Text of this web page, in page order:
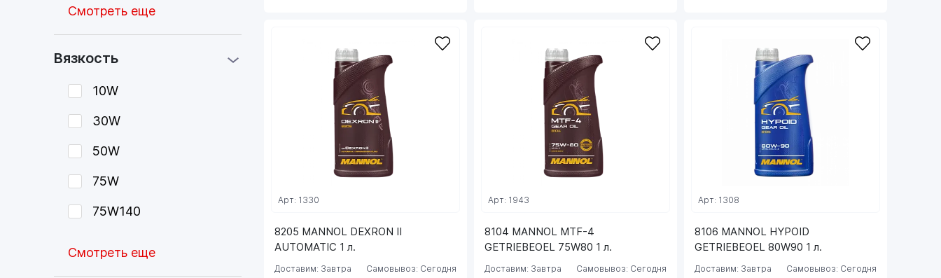
Смотреть еще
Вязкость
10W
30W
50W
75W
75W140
Смотреть еще
8205 MANNOL DEXRON II
AUTOMATIC 1 л.
Арт: 1330
Доставим: Завтра Самовывоз: Сегодня
8104 MANNOL MTF-4
GETRIEBEOEL 75W80 1 л.
Арт: 1943
Доставим: Завтра Самовывоз: Сегодня
8106 MANNOL HYPOID
GETRIEBEOEL 80W90 1 л.
Арт: 1308
Доставим: Завтра Самовывоз: Сегодня